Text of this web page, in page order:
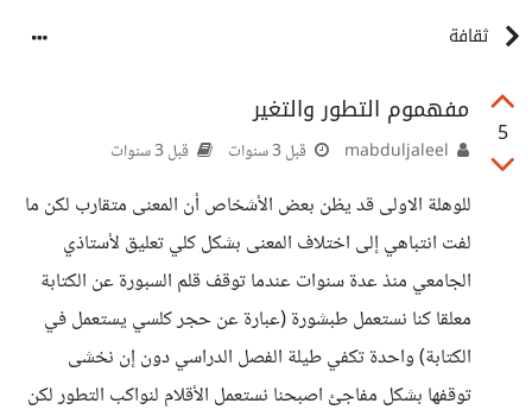
ثقافة
5
مفهموم التطور والتغير
قبل 3 سنوات قبل 3 سنوات
للوهلة الاولى قد يظن بعض الأشخاص أن المعنى متقارب لكن ما
لفت انتباهي إلى اختلاف المعنى بشكل كلي تعليق لأستاذي
الجامعي منذ عدة سنوات عندما توقف قلم السبورة عن الكتابة
معلقا كنا نستعمل طبشورة (عبارة عن حجر كلسي يستعمل في
الكتابة) واحدة تكفي طيلة الفصل الدراسي دون إن نخشى
توقفها بشكل مفاجئ اصبحنا نستعمل الأقلام لنواكب التطور لكن